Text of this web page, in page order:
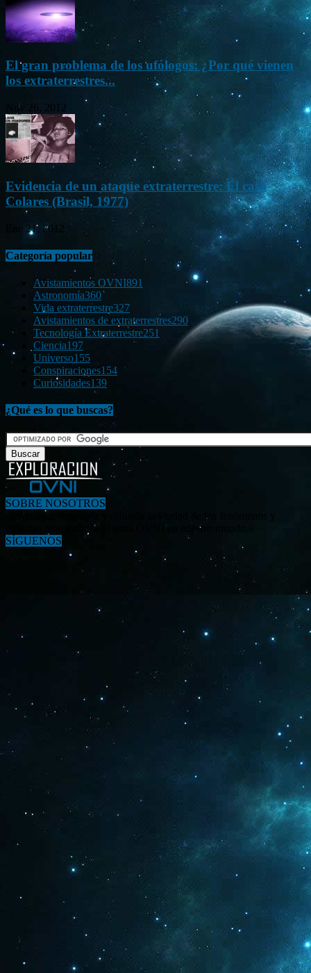
El gran problema de los ufólogos: ¿Por qué vienen
los extraterrestres...
Nov 26, 2012
Evidencia de un ataque extraterrestre: El caso
Colares (Brasil, 1977)
Ene 21, 2012
Categoría popular
Avistamientos OVNI891
Astronomía360
Vida extraterrestre327
Avistamientos de extraterrestres290
Tecnología Extraterrestre251
Ciencia197
Universo155
Conspiraciones154
Curiosidades139
¿Qué es lo que buscas?
SOBRE NOSOTROS
«Investigar, descubrir y difundir la verdad de los fenómenos y
enigmas relacionados al tema OVNI en nuestro mundo.»
SÍGUENOS